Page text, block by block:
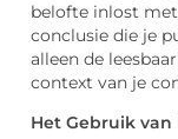
belofte inlost
conclusie die je
alleen de
context van je
Het Gebruik